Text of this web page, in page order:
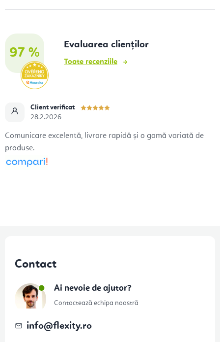
97 %
Evaluarea clienților
Toate recenziile
Client verificat
28.2.2026
Comunicare excelentă, livrare rapidă și o gamă variată de
produse.
Contact
Ai nevoie de ajutor?
Contactează echipa noastră
info@flexity.ro